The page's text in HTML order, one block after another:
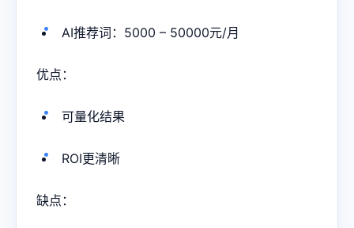
AI推荐词：5000 – 50000元/月
优点：
可量化结果
ROI更清晰
缺点：